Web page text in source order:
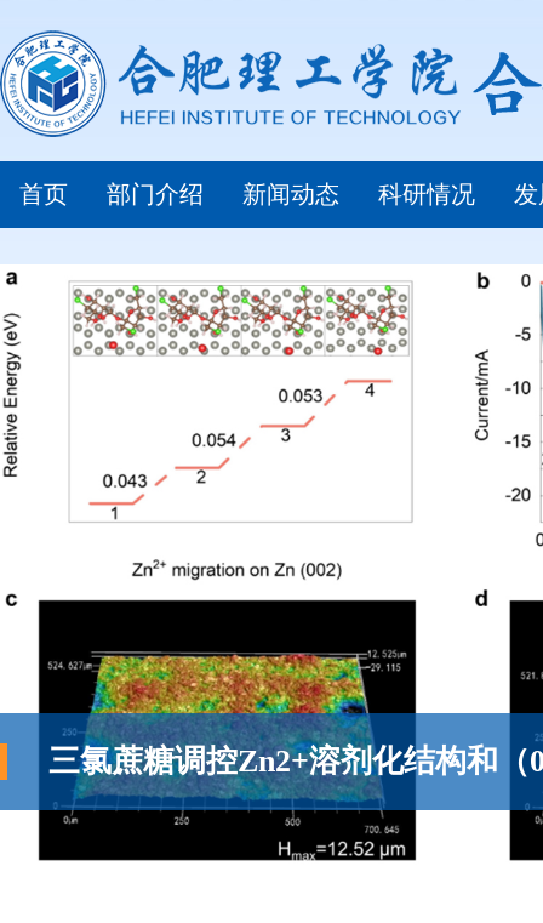
首页 部门介绍 新闻动态 科研情况
三氯蔗糖调控Zn2+溶剂化结构和